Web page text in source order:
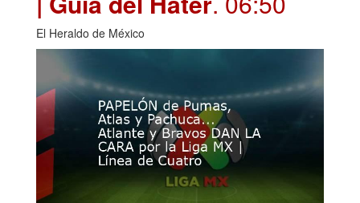
El Heraldo de México